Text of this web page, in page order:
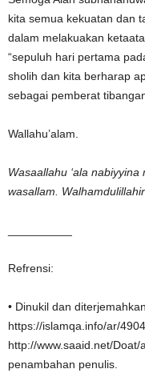
kita semua kekuatan dan
dalam melakuakan
“sepuluh hari pertama
sholih dan kita berharap
sebagai pemberat
Wallahu’alam.
Wasaallahu ‘ala
wasallam.
Refrensi:
• Dinukil dan
https://islamqa.info/ar/
http://www.saaid.net/
penambahan penulis.